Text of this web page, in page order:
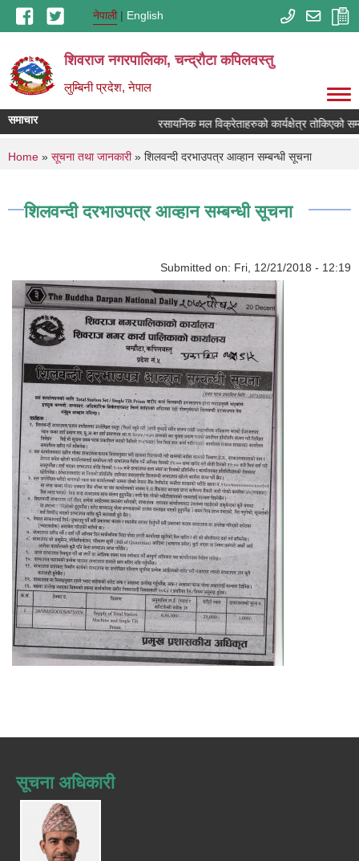
Skip to main contentनेपाली English
शिवराज नगरपालिका, चन्द्राैटा कपिलवस्तु
लुम्बिनी प्रदेश, नेपाल
समाचार रसायनिक मल विक्रेताहरुको कार्यक्षेत्र तोकिएको
You are here
Home » सूचना तथा जानकारी» शिलवन्दी दरभाउपत्र आव्हान सम्बन्धी सूचना
शिलवन्दी दरभाउपत्र आव्हान सम्बन्धी सूचना
Submitted on: Fri, 12/21/2018 - 12:19
सूचना अधिकारी